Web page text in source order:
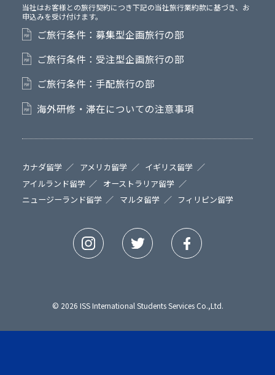
当社はお客様との旅行契約につき下記の当社旅行業約款に基づき、お
申込みを受け付けます。
ご旅行条件：募集型企画旅行の部
ご旅行条件：受注型企画旅行の部
ご旅行条件：手配旅行の部
海外研修・滞在についての注意事項
カナダ留学 アメリカ留学
イギリス留学
アイルランド留学
オーストラリア留学
ニュージーランド留学
マルタ留学 フィリピン留学
© 2026 ISS International Students Services Co.,Ltd.